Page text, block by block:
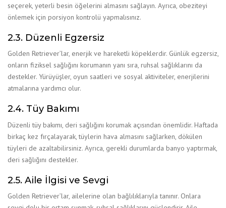
seçerek, yeterli besin öğelerini almasını sağlayın. Ayrıca, obeziteyi
önlemek için porsiyon kontrolü yapmalısınız.
2.3. Düzenli Egzersiz
Golden Retriever’lar, enerjik ve hareketli köpeklerdir. Günlük egzersiz,
onların fiziksel sağlığını korumanın yanı sıra, ruhsal sağlıklarını da
destekler. Yürüyüşler, oyun saatleri ve sosyal aktiviteler, enerjilerini
atmalarına yardımcı olur.
2.4. Tüy Bakımı
Düzenli tüy bakımı, deri sağlığını korumak açısından önemlidir. Haftada
birkaç kez fırçalayarak, tüylerin hava almasını sağlarken, dökülen
tüyleri de azaltabilirsiniz. Ayrıca, gerekli durumlarda banyo yaptırmak,
deri sağlığını destekler.
2.5. Aile İlgisi ve Sevgi
Golden Retriever’lar, ailelerine olan bağlılıklarıyla tanınır. Onlara